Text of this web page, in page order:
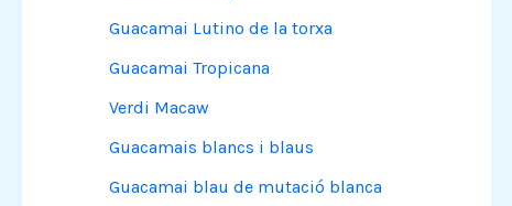
Guacamai Lutino de la torxa
Guacamai Tropicana
Verdi Macaw
Guacamais blancs i blaus
Guacamai blau de mutació blanca